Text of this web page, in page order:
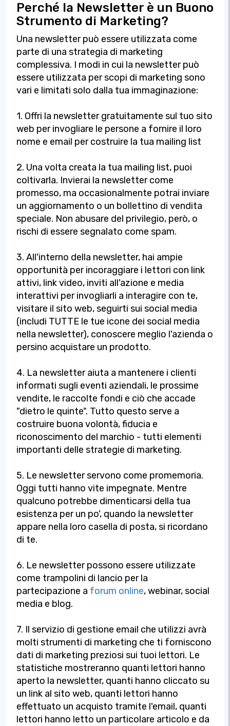
Perché la Newsletter è un Buono
Strumento di Marketing?
Una newsletter può essere utilizzata come
parte di una strategia di marketing
complessiva. I modi in cui la newsletter può
essere utilizzata per scopi di marketing sono
vari e limitati solo dalla tua immaginazione:
1. Offri la newsletter gratuitamente sul tuo sito
web per invogliare le persone a fornire il loro
nome e email per costruire la tua mailing list
2. Una volta creata la tua mailing list, puoi
coltivarla. Invierai la newsletter come
promesso, ma occasionalmente potrai inviare
un aggiornamento o un bollettino di vendita
speciale. Non abusare del privilegio, però, o
rischi di essere segnalato come spam.
3. All'interno della newsletter, hai ampie
opportunità per incoraggiare i lettori con link
attivi, link video, inviti all'azione e media
interattivi per invogliarli a interagire con te,
visitare il sito web, seguirti sui social media
(includi TUTTE le tue icone dei social media
nella newsletter), conoscere meglio l'azienda o
persino acquistare un prodotto.
4. La newsletter aiuta a mantenere i clienti
informati sugli eventi aziendali, le prossime
vendite, le raccolte fondi e ciò che accade
"dietro le quinte". Tutto questo serve a
costruire buona volontà, fiducia e
riconoscimento del marchio - tutti elementi
importanti delle strategie di marketing.
5. Le newsletter servono come promemoria.
Oggi tutti hanno vite impegnate. Mentre
qualcuno potrebbe dimenticarsi della tua
esistenza per un po', quando la newsletter
appare nella loro casella di posta, si ricordano
di te.
6. Le newsletter possono essere utilizzate
come trampolini di lancio per la
partecipazione a forum online, webinar, social
media e blog.
7. Il servizio di gestione email che utilizzi avrà
molti strumenti di marketing che ti forniscono
dati di marketing preziosi sui tuoi lettori. Le
statistiche mostreranno quanti lettori hanno
aperto la newsletter, quanti hanno cliccato su
un link al sito web, quanti lettori hanno
effettuato un acquisto tramite l'email, quanti
lettori hanno letto un particolare articolo e da